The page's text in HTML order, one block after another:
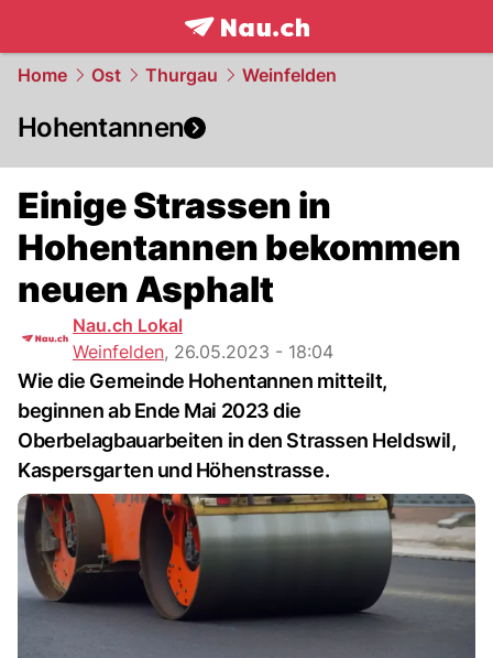
frontpage.NAU.ch
Home Ost Thurgau Weinfelden
Hohentannen
Einige Strassen in
Hohentannen bekommen
neuen Asphalt
Nau.ch Lokal
Weinfelden, 26.05.2023 - 18:04
Wie die Gemeinde Hohentannen mitteilt,
beginnen ab Ende Mai 2023 die
Oberbelagbauarbeiten in den Strassen Heldswil,
Kaspersgarten und Höhenstrasse.